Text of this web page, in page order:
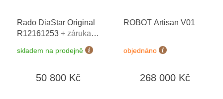
Rado DiaStar Original
R12161253 + záruka 5
let + zkrácení řemínku
zdarma + natahovač na
hodnotě 4050 Kč
skladem na prodejně
50 800 Kč
ROBOT Artisan V01
objednáno
268 000 Kč